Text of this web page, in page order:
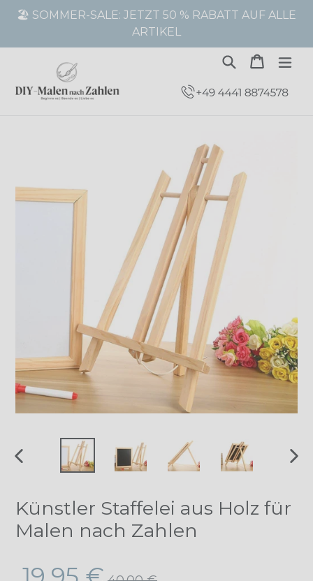
Direkt
zum
🏖️ SOMMER-SALE: JETZT 50 % RABATT AUF ALLE
ARTIKEL
Suchen
VORHERIGER
Künstler Staffelei aus Holz für
Malen nach Zahlen
Normaler